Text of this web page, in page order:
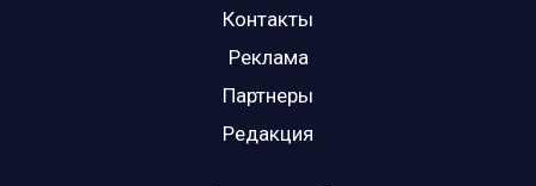
Контакты
Реклама
Партнеры
Редакция